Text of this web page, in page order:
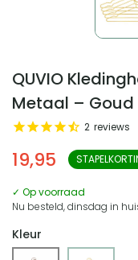
QUVIO
Metaal – Goud
19,95
2 reviews
✓ Op voorraad
Nu besteld, dinsdag in
Kleur